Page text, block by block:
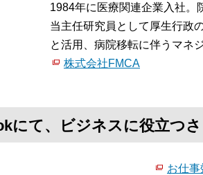
1984年に医療関連企業入社。
当主任研究員として厚生行政
と活用、病院移転に伴うマネ
株式会社FMCA
にて、ビジネスに役立つ
お仕